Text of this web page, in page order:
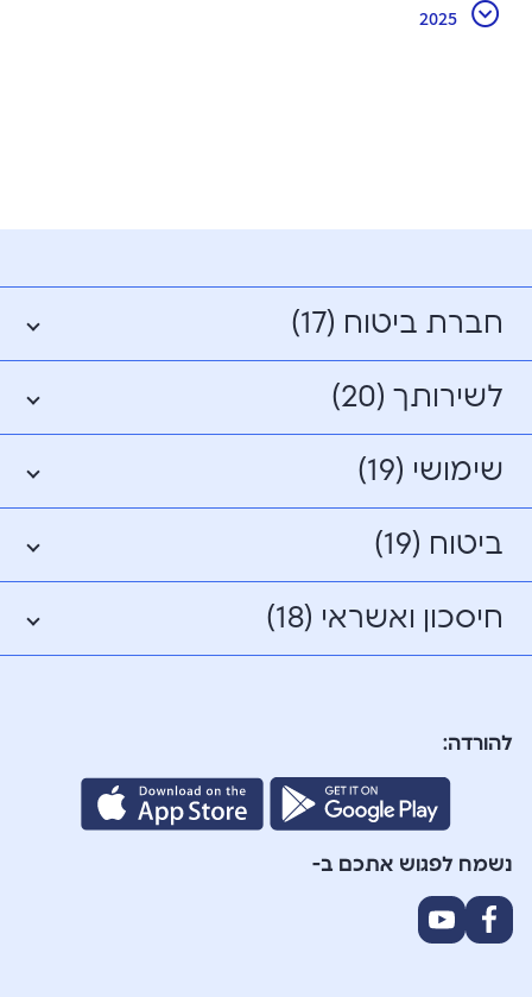
2025
חברת ביטוח (17)
לשירותך (20)
שימושי (19)
ביטוח (19)
חיסכון ואשראי (18)
להורדה:
נשמח לפגוש אתכם ב-